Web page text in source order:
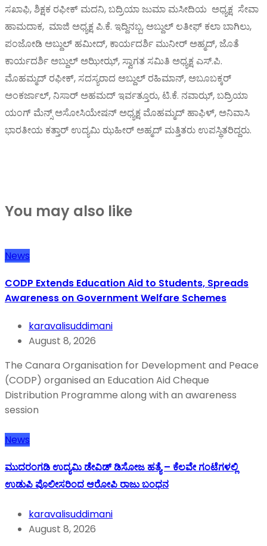
ಸಖಾಫಿ, ಶಿಕ್ಷಕ ರಫೀಕ್ ಮದನಿ, ಬದ್ರಿಯಾ ಜುಮಾ ಮಸೀದಿಯ ಅಧ್ಯಕ್ಷ ಸೇವಾ
ಹಾಮದಾಕ, ಮಾಜಿ ಅಧ್ಯಕ್ಷ ಪಿ.ಕೆ. ಇದ್ದಿನಬ್ಬ, ಅಬ್ದುಲ್ ಲತೀಫ್ ಕಲಾ ಬಾಗಿಲು,
ಪಂಜೋಡಿ ಅಬ್ದುಲ್ ಹಮೀದ್, ಕಾರ್ಯದರ್ಶಿ ಮುನೀರ್ ಅಹ್ಮದ್, ಜೊತೆ
ಕಾರ್ಯದರ್ಶಿ ಅಬ್ದುಲ್ ಅಝೀಝ್, ಸ್ವಾಗತ ಸಮಿತಿ ಅಧ್ಯಕ್ಷ ಎಸ್.ಪಿ.
ಮೊಹಮ್ಮದ್ ರಫೀಕ್, ಸದಸ್ಯರಾದ ಅಬ್ದುಲ್ ರಹಿಮಾನ್, ಅಬೂಬಕ್ಕರ್
ಅಂಕರ್ಜಾಲ್, ನಿಸಾರ್ ಅಹಮದ್ ಇರ್ವತ್ತೂರು, ಟಿ.ಕೆ. ನವಾಝ್, ಬದ್ರಿಯಾ
ಯಂಗ್ ಮೆನ್ಸ್ ಅಸೋಸಿಯೇಷನ್ ಅಧ್ಯಕ್ಷ ಮೊಹಮ್ಮದ್ ಹಾಫಿಳ್, ಅನಿವಾಸಿ
ಭಾರತೀಯ ಕತ್ತಾರ್ ಉದ್ಯಮಿ ಝಹೀರ್ ಅಹ್ಮದ್ ಮತ್ತಿತರು ಉಪಸ್ಥಿತರಿದ್ದರು.
You may also like
News
CODP Extends Education Aid to Students, Spreads
Awareness on Government Welfare Schemes
karavalisuddimani
August 8, 2026
The Canara Organisation for Development and Peace
(CODP) organised an Education Aid Cheque
Distribution Programme along with an awareness
session
News
ಮುದರಂಗಡಿ ಉದ್ಯಮಿ ಡೇವಿಡ್ ಡಿಸೋಜ ಹತ್ಯೆ – ಕೆಲವೇ ಗಂಟೆಗಳಲ್ಲಿ
ಉಡುಪಿ ಪೊಲೀಸರಿಂದ ಆರೋಪಿ ರಾಜು ಬಂಧನ
karavalisuddimani
August 8, 2026